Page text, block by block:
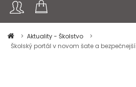
Aktuality - Školstvo
Školský portál v novom šate a bezpečnejší